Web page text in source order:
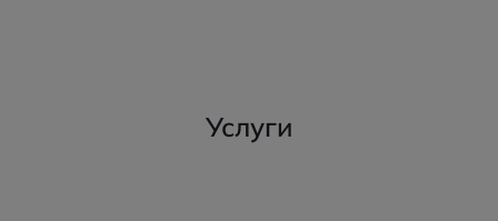
Услуги